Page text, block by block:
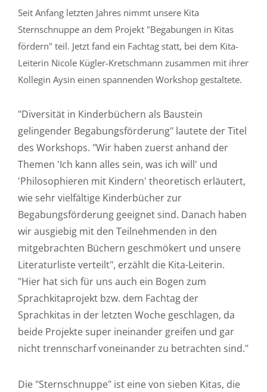
Seit Anfang letzten Jahres nimmt unsere Kita
Sternschnuppe an dem Projekt "Begabungen in Kitas
fördern" teil. Jetzt fand ein Fachtag statt, bei dem Kita-
Leiterin Nicole Kügler-Kretschmann zusammen mit ihrer
Kollegin Aysin einen spannenden Workshop gestaltete.
"Diversität in Kinderbüchern als Baustein
gelingender Begabungsförderung" lautete der Titel
des Workshops. "Wir haben zuerst anhand der
Themen 'Ich kann alles sein, was ich will' und
'Philosophieren mit Kindern' theoretisch erläutert,
wie sehr vielfältige Kinderbücher zur
Begabungsförderung geeignet sind. Danach haben
wir ausgiebig mit den Teilnehmenden in den
mitgebrachten Büchern geschmökert und unsere
Literaturliste verteilt", erzählt die Kita-Leiterin.
"Hier hat sich für uns auch ein Bogen zum
Sprachkitaprojekt bzw. dem Fachtag der
Sprachkitas in der letzten Woche geschlagen, da
beide Projekte super ineinander greifen und gar
nicht trennscharf voneinander zu betrachten sind."
Die "Sternschnuppe" ist eine von sieben Kitas, die